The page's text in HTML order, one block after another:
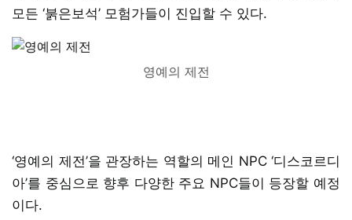
모든 ‘붉은보석’ 모험가들이 진입할 수 있다.
영예의 제전
‘영예의 제전’을 관장하는 역할의 메인 NPC ‘디스코르디
아’를 중심으로 향후 다양한 주요 NPC들이 등장할 예정
이다.